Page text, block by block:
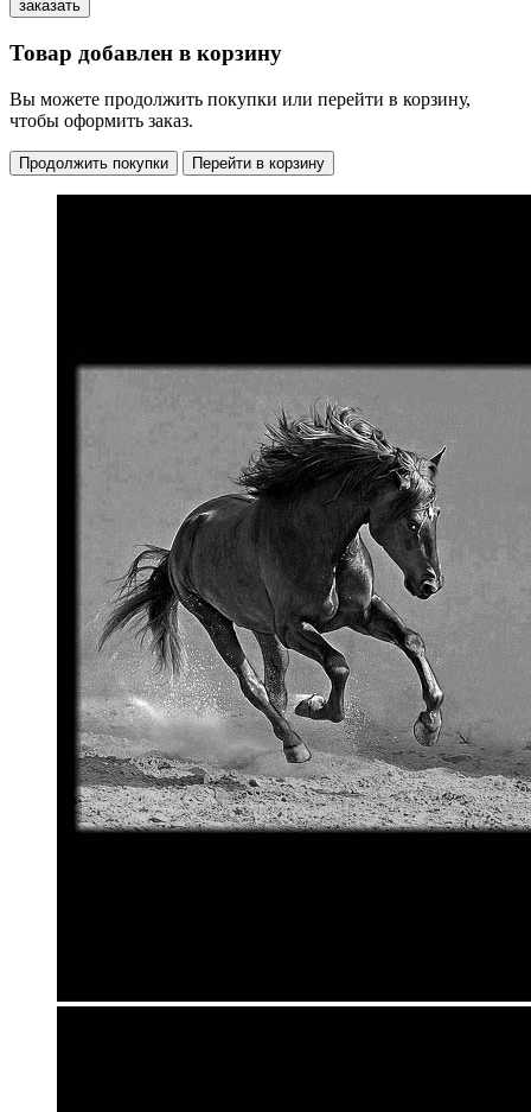
Товар добавлен в корзину
Вы можете продолжить покупки или перейти в корзину,
чтобы оформить заказ.
Продолжить покупки Перейти в корзину